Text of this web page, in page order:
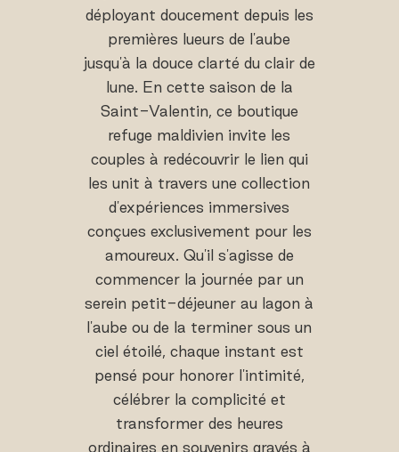
déployant doucement depuis les
premières lueurs de l'aube
jusqu'à la douce clarté du clair de
lune. En cette saison de la
Saint-Valentin, ce boutique
refuge maldivien invite les
couples à redécouvrir le lien qui
les unit à travers une collection
d'expériences immersives
conçues exclusivement pour les
amoureux. Qu'il s'agisse de
commencer la journée par un
serein petit-déjeuner au lagon à
l'aube ou de la terminer sous un
ciel étoilé, chaque instant est
pensé pour honorer l'intimité,
célébrer la complicité et
transformer des heures
ordinaires en souvenirs gravés à